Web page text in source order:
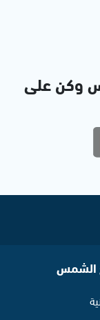
وكن على
الشمس